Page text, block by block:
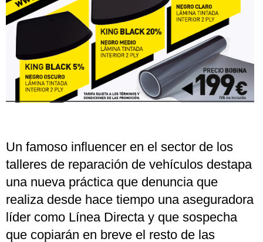
Un famoso influencer en el sector de los
talleres de reparación de vehículos destapa
una nueva práctica que denuncia que
realiza desde hace tiempo una aseguradora
líder como Línea Directa y que sospecha
que copiarán en breve el resto de las